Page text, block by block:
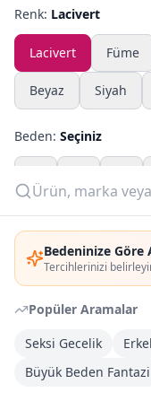
Bedeninize Göre
Tercihlerinizi
Popüler Aramalar
Seksi Gecelik
Büyük Beden Fantazi
Yazlık Pijama
Kampanyalar
OUTLET
Giriş Yap
Üye Ol
Renk: Lacivert
Lacivert Füme
Beyaz Siyah
Beden: Seçiniz
Adet: